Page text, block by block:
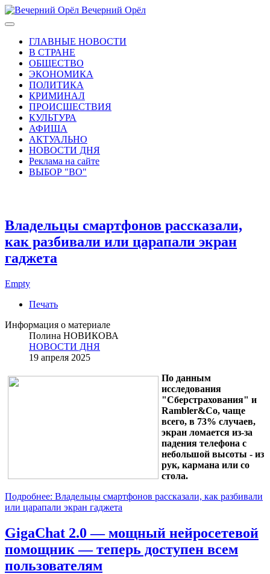
Вечерний Орёл
ГЛАВНЫЕ НОВОСТИ
В СТРАНЕ
ОБЩЕСТВО
ЭКОНОМИКА
ПОЛИТИКА
КРИМИНАЛ
ПРОИСШЕСТВИЯ
КУЛЬТУРА
АФИША
АКТУАЛЬНО
НОВОСТИ ДНЯ
Реклама на сайте
ВЫБОР "ВО"
Владельцы смартфонов рассказали,
как разбивали или царапали экран
гаджета
Empty
Печать
Информация о материале
Полина НОВИКОВА
НОВОСТИ ДНЯ
19 апреля 2025
По данным
исследования
"Сберстрахования" и
Rambler&Co, чаще
всего, в 73% случаев,
экран ломается из-за
падения телефона с
небольшой высоты - из
рук, кармана или со
стола.
Подробнее: Владельцы смартфонов рассказали, как разбивали
или царапали экран гаджета
GigaChat 2.0 — мощный нейросетевой
помощник — теперь доступен всем
пользователям